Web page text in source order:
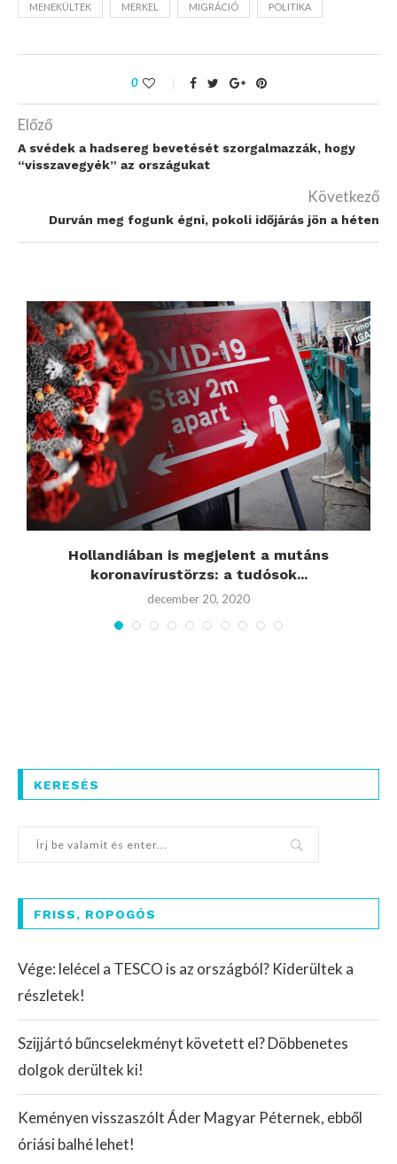
MENEKÜLTEK MERKEL MIGRÁCIÓ POLITIKA
0
Előző
A svédek a hadsereg bevetését szorgalmazzák, hogy
“visszavegyék” az országukat
Következő
Durván meg fogunk égni, pokoli időjárás jön a héten
Hollandiában is megjelent a mutáns
koronavírustörzs: a tudósok...
december 20, 2020
KERESÉS
FRISS, ROPOGÓS
Vége: lelécel a TESCO is az országból? Kiderültek a
részletek!
Szijjártó bűncselekményt követett el? Döbbenetes
dolgok derültek ki!
Keményen visszaszólt Áder Magyar Péternek, ebből
óriási balhé lehet!